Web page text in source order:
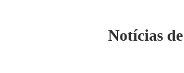
Notícias de